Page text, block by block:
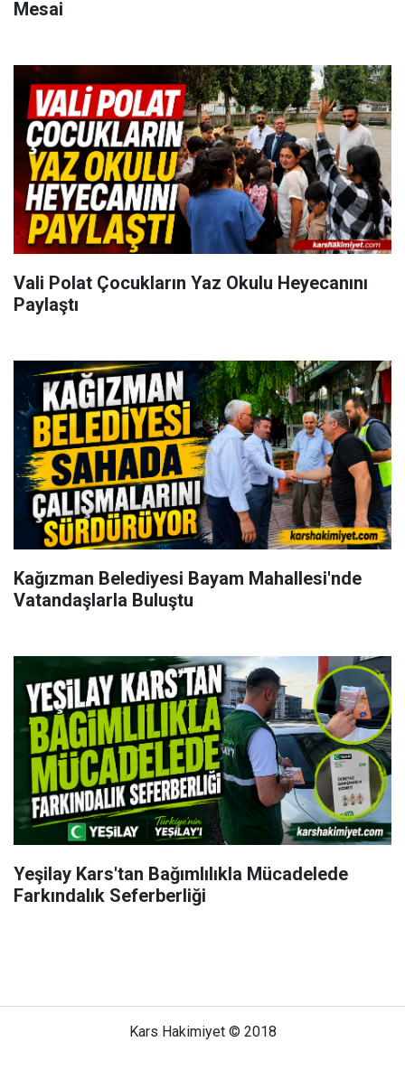
Mesai
Vali Polat Çocukların Yaz Okulu Heyecanını
Paylaştı
Kağızman Belediyesi Bayam Mahallesi'nde
Vatandaşlarla Buluştu
Yeşilay Kars'tan Bağımlılıkla Mücadelede
Farkındalık Seferberliği
Kars Hakimiyet © 2018